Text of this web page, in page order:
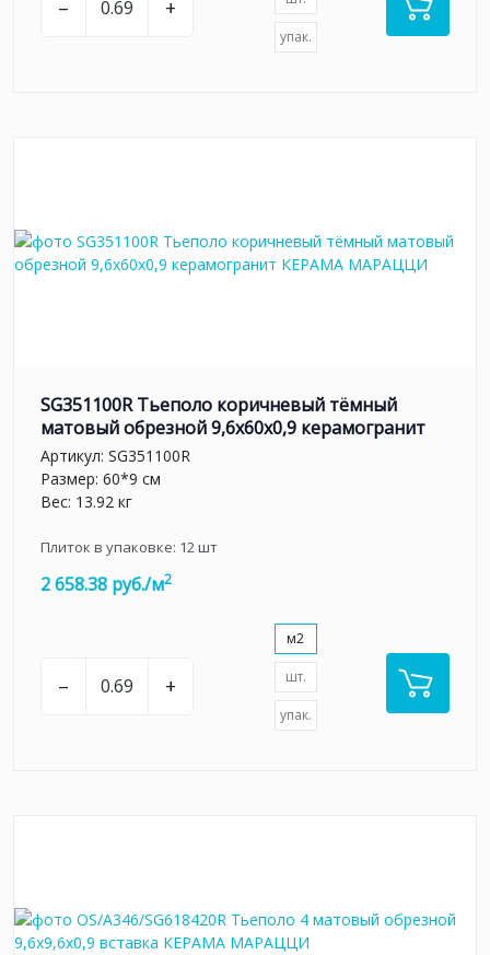
– +
упак.
SG351100R Тьеполо коричневый тёмный
матовый обрезной 9,6x60x0,9 керамогранит
Артикул: SG351100R
Размер: 60*9 см
Вес: 13.92 кг
Плиток в упаковке: 12шт
2 658.38 руб./м2
– +
м2
шт.
упак.